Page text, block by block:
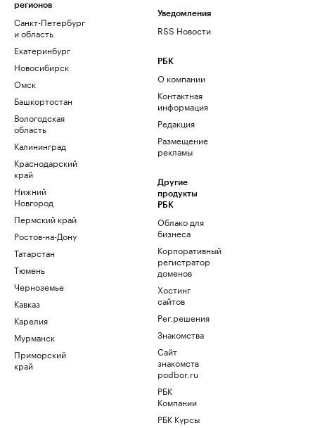
регионов
Санкт-Петербург
и область
Екатеринбург
Новосибирск
Омск
Башкортостан
Вологодская
область
Калининград
Краснодарский
край
Нижний
Новгород
Пермский край
Ростов-на-Дону
Татарстан
Тюмень
Черноземье
Кавказ
Карелия
Мурманск
Приморский
край
Уведомления
RSS Новости
РБК
О компании
Контактная
информация
Редакция
Размещение
рекламы
Другие
продукты
РБК
Облако для
бизнеса
Корпоративный
регистратор
доменов
Хостинг
сайтов
Рег.решения
Знакомства
Сайт
знакомств
podbor.ru
РБК
Компании
РБК Курсы